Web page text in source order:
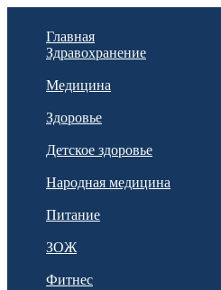
Главная
Здравохранение
Медицина
Здоровье
Детское здоровье
Народная медицина
Питание
ЗОЖ
Фитнес